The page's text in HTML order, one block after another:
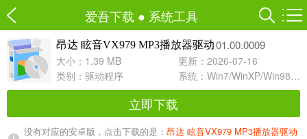
爱吾下载 ● 系统工具
昂达 眩音VX979 MP3播放器驱动01.00.0009
大小：1.39 MB
更新：2026-07-16
类别： 驱动程序 系统：Win7/WinXP/Win98/Win8/Win10兼容软件
立即下载
没有对应的安卓版，点击下载的是： 昂达 眩音VX979 MP3播放器驱动